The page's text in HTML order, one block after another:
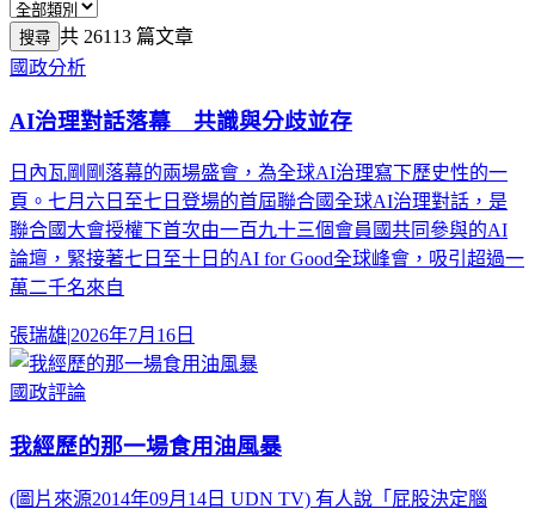
搜尋 共 26113 篇文章
國政分析
AI治理對話落幕 共識與分歧並存
日內瓦剛剛落幕的兩場盛會，為全球AI治理寫下歷史性的一
頁。七月六日至七日登場的首屆聯合國全球AI治理對話，是
聯合國大會授權下首次由一百九十三個會員國共同參與的AI
論壇，緊接著七日至十日的AI for Good全球峰會，吸引超過一
萬二千名來自
張瑞雄|2026年7月16日
國政評論
我經歷的那一場食用油風暴
(圖片來源2014年09月14日 UDN TV) 有人說「屁股決定腦